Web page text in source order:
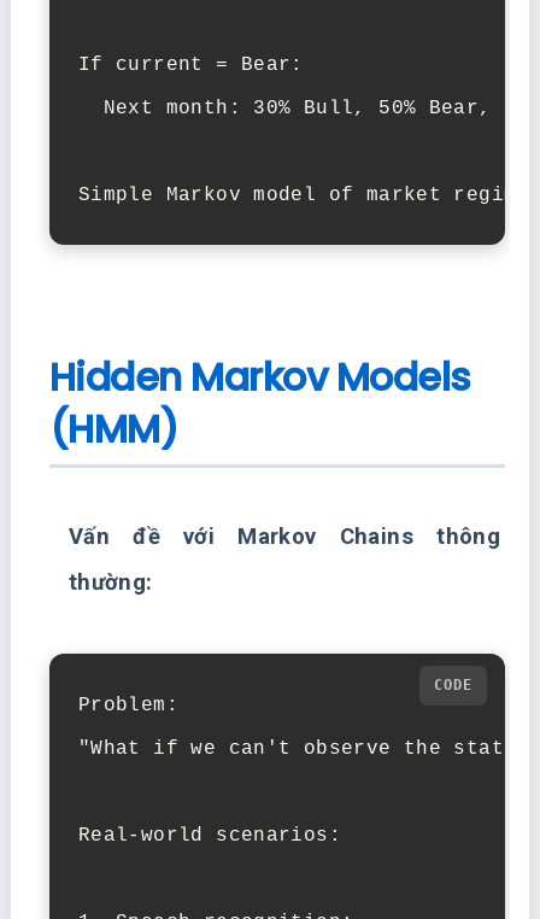
If current = Bear:
Next month: 30% Bull, 50% Bear,
Simple Markov model of market
Hidden Markov Models
(HMM)
Vấn đề với Markov Chains thông
thường:
Problem:
"What if we can't observe the
Real-world scenarios: